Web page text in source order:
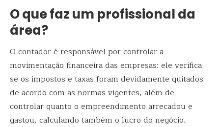
O que faz um profissional da
área?
O contador é responsável por controlar a
movimentação financeira das empresas: ele verifica
se os impostos e taxas foram devidamente quitados
de acordo com as normas vigentes, além de
controlar quanto o empreendimento arrecadou e
gastou, calculando também o lucro do negócio.